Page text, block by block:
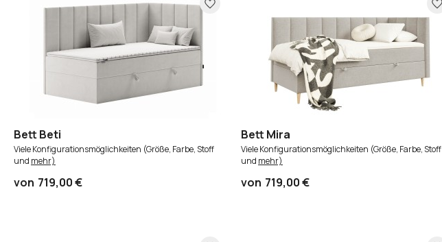
Bett Beti
Viele Konfigurationsmöglichkeiten (Größe, Farbe, Stoff
und mehr)
von 719,00 €
Bett Mira
Viele Konfigurationsmöglichkeiten (Größe, Farbe, Stoff
und mehr)
von 719,00 €